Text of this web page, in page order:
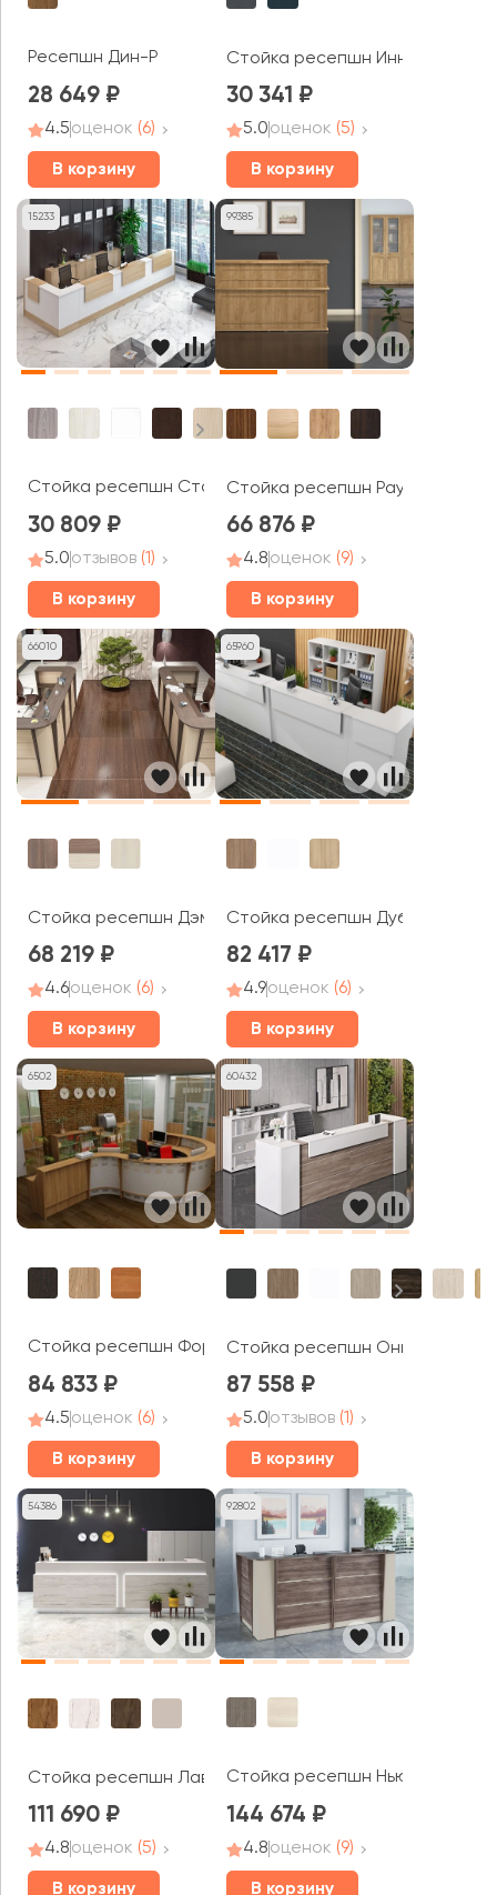
Ресепшн Дин-Р
28 649
4.5оценок (6)
В корзину
Стойка ресепшн Инновация
30 341
5.0оценок (5)
В корзину
15233
Стойка ресепшн Стайл Систем / Style System
30 809
5.0отзывов (1)
В корзину
99385
Стойка ресепшн Раут / Raut
66 876
4.8оценок (9)
В корзину
66010
Стойка ресепшн Дэмир
68 219
4.6оценок (6)
В корзину
65960
Стойка ресепшн Дублин
82 417
4.9оценок (6)
В корзину
6502
Стойка ресепшн Формула
84 833
4.5оценок (6)
В корзину
60432
Стойка ресепшн Оникс / Onix
87 558
5.0отзывов (1)
В корзину
54386
Стойка ресепшн Лавана / Lavana
111 690
4.8оценок (5)
В корзину
92802
Стойка ресепшн Нью Лайн /
144 674
4.8оценок (9)
В корзину